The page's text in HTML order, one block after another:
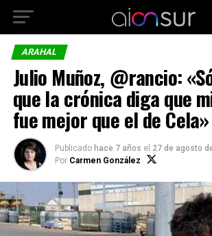
ARAHAL
Julio Muñoz, @rancio:
que la crónica diga que
fue mejor que el de Cela»
Publicado hace 7 años el 27 de agosto
Por Carmen González